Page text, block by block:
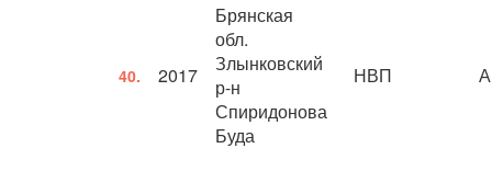
40. 2017
Брянская
обл.
Злынковский
р-н
Спиридонова
Буда
НВП А